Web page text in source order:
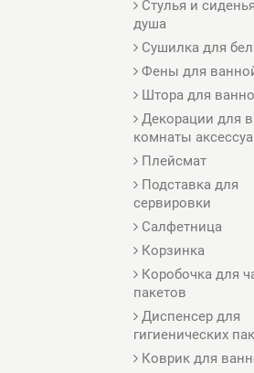
Стулья и
душа
Сушилка для
Фены для
Штора для
Декорации для
комнаты
Плейсмат
Подставка для
сервировки
Салфетница
Корзинка
Коробочка для
пакетов
Диспенсер для
гигиенических
Коврик для